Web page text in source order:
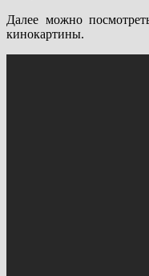
Далее можно
кинокартины.